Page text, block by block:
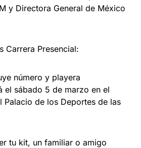
y Directora General de México
Carrera Presencial:
número y playera
el sábado 5 de marzo en el
Palacio de los Deportes de las
tu kit, un familiar o amigo